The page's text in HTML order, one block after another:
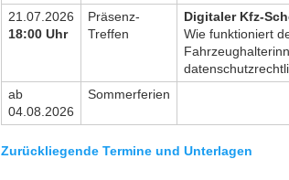
21.07.2026
18:00 Uhr
Präsenz-
Treffen
Digitaler Kfz-
Wie funktioniert
ab
04.08.2026
Sommerferien
Zurückliegende Termine und Unterlagen